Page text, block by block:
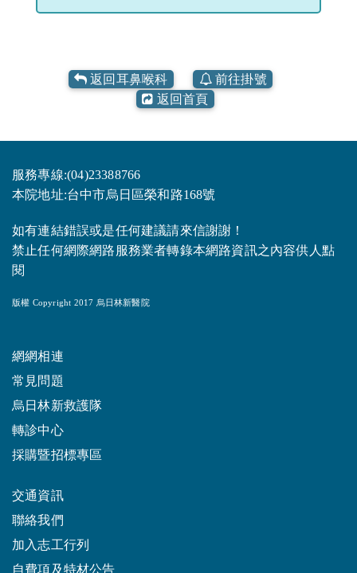
返 回耳鼻喉科
前往掛號
返 回首頁
服務專線:(04)23388766
本院地址:台中市烏日區榮和路168號
如有連結錯誤或是任何建議請來信謝謝！
禁止任何網際網路服務業者轉錄本網路資訊之內容供人點
閱
版權 Copyright 2017 烏日林新醫院
網網相連
常見問題
烏日林新救護隊
轉診中心
採購暨招標專區
交通資訊
聯絡我們
加入志工行列
自費項及特材公告